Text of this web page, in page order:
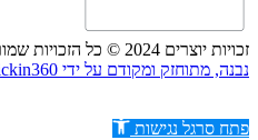
זכויות יוצרים 2024 © כל הזכויות שמורות ל- לקליק אין
נבנה, מתוחזק ומקודם על ידי Clickin360
פתח סרגל נגישות